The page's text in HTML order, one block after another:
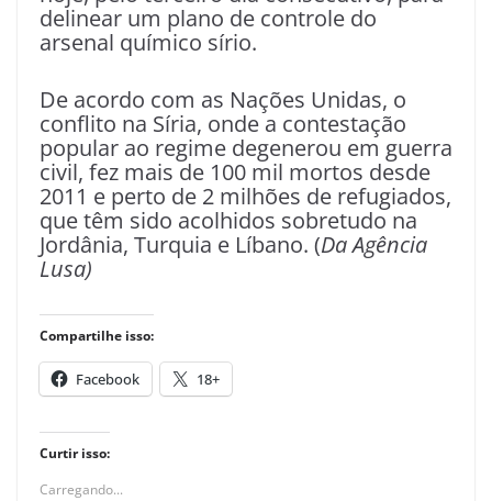
delinear um plano de controle do
arsenal químico sírio.
De acordo com as Nações Unidas, o
conflito na Síria, onde a contestação
popular ao regime degenerou em guerra
civil, fez mais de 100 mil mortos desde
2011 e perto de 2 milhões de refugiados,
que têm sido acolhidos sobretudo na
Jordânia, Turquia e Líbano. (Da Agência
Lusa)
Compartilhe isso:
Facebook 18+
Curtir isso:
Carregando...